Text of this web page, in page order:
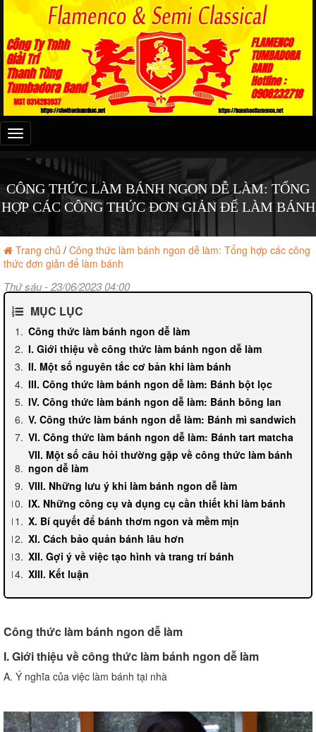
Đây
là
menu
CÔNG THỨC LÀM BÁNH NGON DỄ LÀM: TỔNG
HỢP CÁC CÔNG THỨC ĐƠN GIẢN ĐỂ LÀM BÁNH
Trang chủ / Công thức làm bánh ngon dễ làm: Tổng hợp các công
thức đơn giản để làm bánh
Thứ sáu - 23/06/2023 04:00
MỤC LỤC
Công thức làm bánh ngon dễ làm
I. Giới thiệu về công thức làm bánh ngon dễ làm
II. Một số nguyên tắc cơ bản khi làm bánh
III. Công thức làm bánh ngon dễ làm: Bánh bột lọc
IV. Công thức làm bánh ngon dễ làm: Bánh bông lan
V. Công thức làm bánh ngon dễ làm: Bánh mì sandwich
VI. Công thức làm bánh ngon dễ làm: Bánh tart matcha
VII. Một số câu hỏi thường gặp về công thức làm bánh
ngon dễ làm
VIII. Những lưu ý khi làm bánh ngon dễ làm
IX. Những công cụ và dụng cụ cần thiết khi làm bánh
X. Bí quyết để bánh thơm ngon và mềm mịn
XI. Cách bảo quản bánh lâu hơn
XII. Gợi ý về việc tạo hình và trang trí bánh
XIII. Kết luận
Công thức làm bánh ngon dễ làm
I. Giới thiệu về công thức làm bánh ngon dễ làm
A. Ý nghĩa của việc làm bánh tại nhà